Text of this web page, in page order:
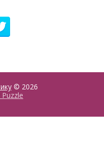
© 2026
Puzzle